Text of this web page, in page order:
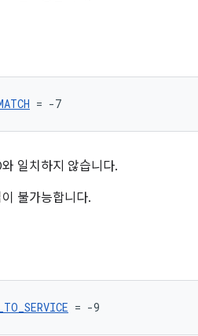
= -7
일치하지 않습니다.
불가능합니다.
= -9